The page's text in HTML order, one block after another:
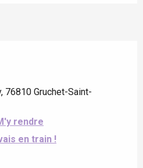
76810 Gruchet-Saint-
rendre
en train !